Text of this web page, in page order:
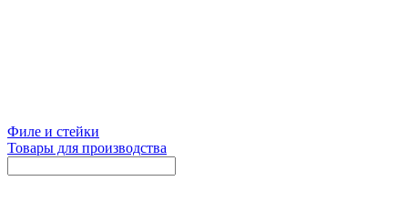
Филе и стейки
Товары для производства